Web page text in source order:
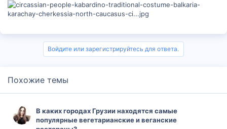
Войдите или зарегистрируйтесь для ответа.
Похожие темы
В каких городах Грузии находятся самые
популярные вегетарианские и веганские